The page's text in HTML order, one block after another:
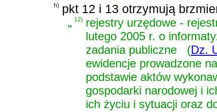
h) pkt 12 i 13 otrzymują
„12) rejestry urzędowe -
lutego 2005 r. o
zadania publiczne
(Dz.
ewidencje prowadzone
podstawie aktów
gospodarki narodowej i
ich życiu i sytuacji oraz